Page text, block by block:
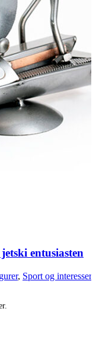
entusiasten
, Sport og interesser